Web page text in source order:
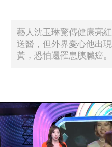
藝人沈玉琳驚傳健康亮
送醫，但外界憂心他出
黃，恐怕還罹患胰臟癌。